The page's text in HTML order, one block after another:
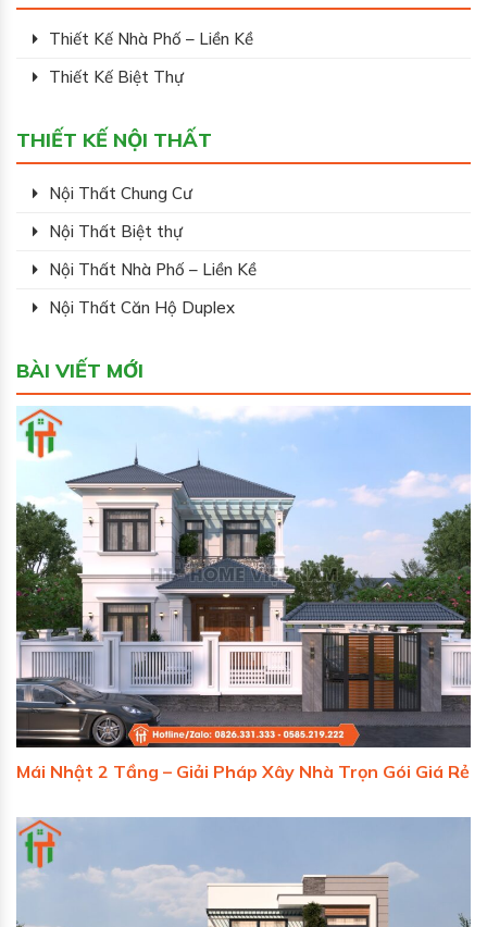
Thiết Kế Nhà Phố – Liền Kề
Thiết Kế Biệt Thự
THIẾT KẾ NỘI THẤT
Nội Thất Chung Cư
Nội Thất Biệt thự
Nội Thất Nhà Phố – Liền Kề
Nội Thất Căn Hộ Duplex
BÀI VIẾT MỚI
Mái Nhật 2 Tầng – Giải Pháp Xây Nhà Trọn Gói Giá Rẻ